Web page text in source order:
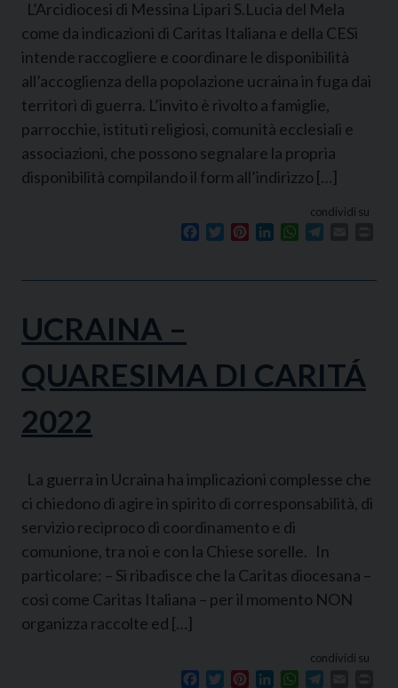
L’Arcidiocesi di Messina Lipari S.Lucia del Mela
come da indicazioni di Caritas Italiana e della CESi
intende raccogliere e coordinare le disponibilità
all’accoglienza della popolazione ucraina in fuga dai
territori di guerra. L’invito è rivolto a famiglie,
parrocchie, istituti religiosi, comunità ecclesiali e
associazioni, che possono segnalare la propria
disponibilità compilando il form all’indirizzo […]
condividi su
Facebook
TwitterPinterestLinkedInWhatsApp
UCRAINA –
QUARESIMA DI CARITÁ
2022
La guerra in Ucraina ha implicazioni complesse che
ci chiedono di agire in spirito di corresponsabilità, di
servizio reciproco di coordinamento e di
comunione, tra noi e con la Chiese sorelle. In
particolare: – Si ribadisce che la Caritas diocesana –
così come Caritas Italiana – per il momento NON
organizza raccolte ed […]
condividi su
Facebook
TwitterPinterestLinkedInWhatsApp